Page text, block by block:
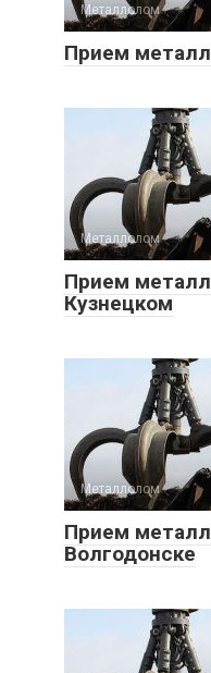
Металлолом
Прием
Металлолом
Прием
Кузнецком
Металлолом
Прием
Волгодонске